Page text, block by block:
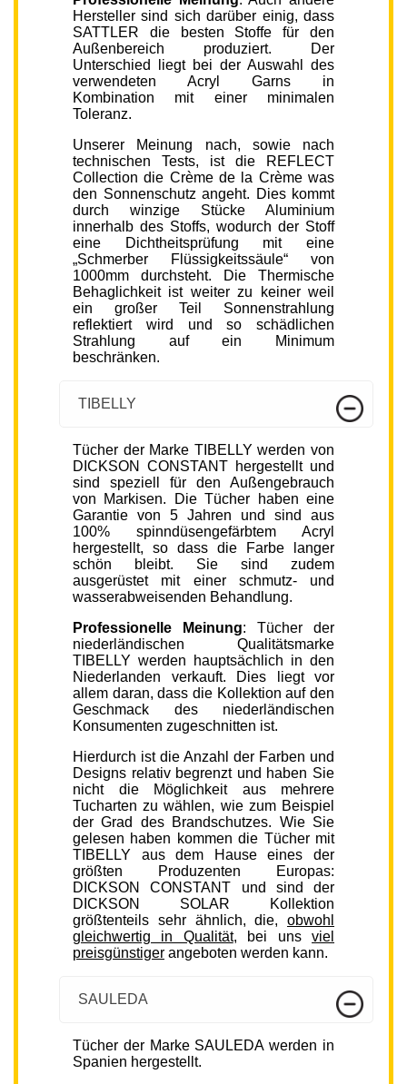
Hersteller sind sich darüber einig, dass
SATTLER die besten Stoffe für den
Außenbereich produziert. Der
Unterschied liegt bei der Auswahl des
verwendeten Acryl Garns in
Kombination mit einer minimalen
Toleranz.
Unserer Meinung nach, sowie nach
technischen Tests, ist die REFLECT
Collection die Crème de la Crème was
den Sonnenschutz angeht. Dies kommt
durch winzige Stücke Aluminium
innerhalb des Stoffs, wodurch der Stoff
eine Dichtheitsprüfung mit eine
„Schmerber Flüssigkeitssäule“ von
1000mm durchsteht. Die Thermische
Behaglichkeit ist weiter zu keiner weil
ein großer Teil Sonnenstrahlung
reflektiert wird und so schädlichen
Strahlung auf ein Minimum
beschränken.
TIBELLY
Tücher der Marke TIBELLY werden von
DICKSON CONSTANT hergestellt und
sind speziell für den Außengebrauch
von Markisen. Die Tücher haben eine
Garantie von 5 Jahren und sind aus
100% spinndüsengefärbtem Acryl
hergestellt, so dass die Farbe langer
schön bleibt. Sie sind zudem
ausgerüstet mit einer schmutz- und
wasserabweisenden Behandlung.
Professionelle Meinung: Tücher der
niederländischen Qualitätsmarke
TIBELLY werden hauptsächlich in den
Niederlanden verkauft. Dies liegt vor
allem daran, dass die Kollektion auf den
Geschmack des niederländischen
Konsumenten zugeschnitten ist.
Hierdurch ist die Anzahl der Farben und
Designs relativ begrenzt und haben Sie
nicht die Möglichkeit aus mehrere
Tucharten zu wählen, wie zum Beispiel
der Grad des Brandschutzes. Wie Sie
gelesen haben kommen die Tücher mit
TIBELLY aus dem Hause eines der
größten Produzenten Europas:
DICKSON CONSTANT und sind der
DICKSON SOLAR Kollektion
größtenteils sehr ähnlich, die, obwohl
gleichwertig in Qualität, bei unsviel
preisgünstiger angeboten werden kann.
SAULEDA
Tücher der Marke SAULEDA werden in
Spanien hergestellt.